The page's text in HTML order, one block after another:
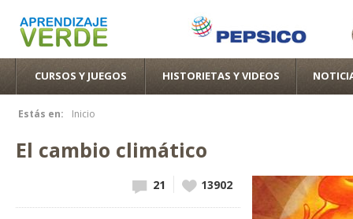
CURSOS Y JUEGOS HISTORIETAS Y VIDEOS
Estás en:
Se encuentra usted aquí
Inicio
El cambio climático
13902
Vote up!
21